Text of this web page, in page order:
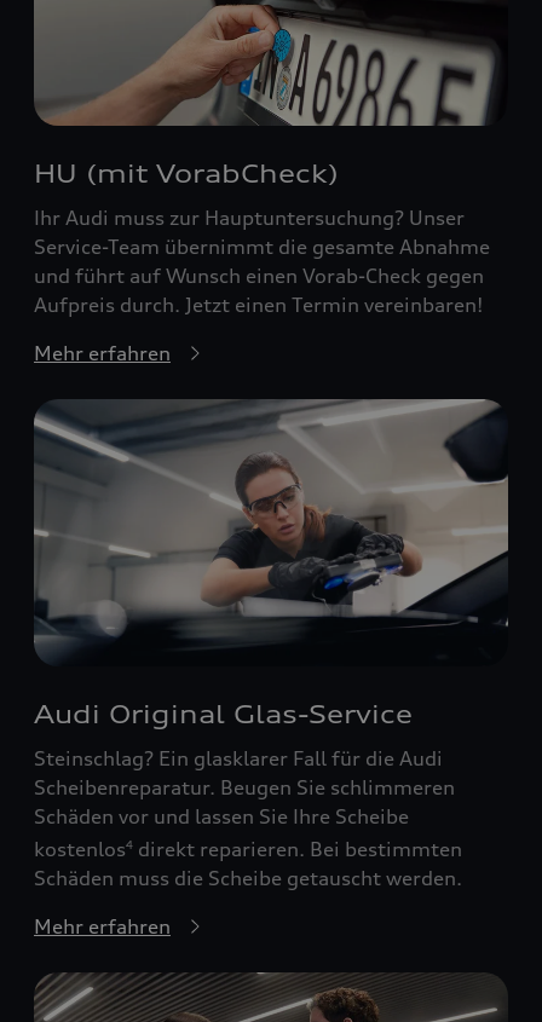
HU (mit VorabCheck)
Ihr Audi muss zur Hauptuntersuchung? Unser
Service-Team übernimmt die gesamte Abnahme
und führt auf Wunsch einen Vorab-Check gegen
Aufpreis durch. Jetzt einen Termin vereinbaren!
Mehr erfahren
Audi Original Glas-Service
Steinschlag? Ein glasklarer Fall für die Audi
Scheibenreparatur. Beugen Sie schlimmeren
Schäden vor und lassen Sie Ihre Scheibe
kostenlos4 direkt reparieren. Bei bestimmten
Schäden muss die Scheibe getauscht werden.
Mehr erfahren